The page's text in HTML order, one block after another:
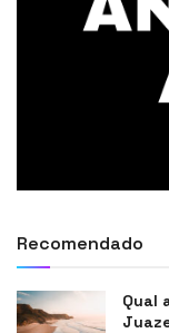
Recomendado
Qual